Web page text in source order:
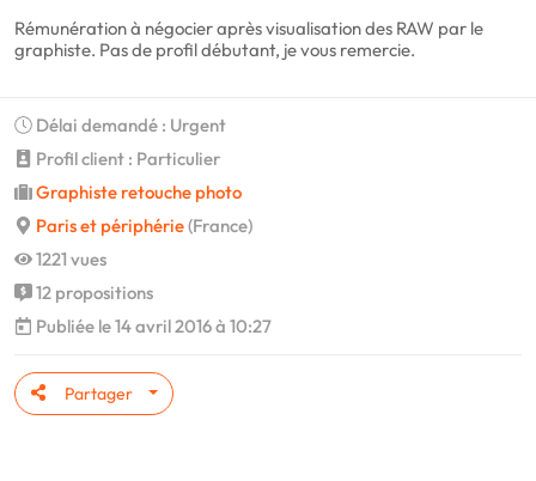
Rémunération à négocier après visualisation des RAW par le
graphiste. Pas de profil débutant, je vous remercie.
Délai demandé : Urgent
Profil client : Particulier
Graphiste retouche photo
Paris et périphérie(France)
1221 vues
12 propositions
Publiée le 14 avril 2016 à 10:27
Partager